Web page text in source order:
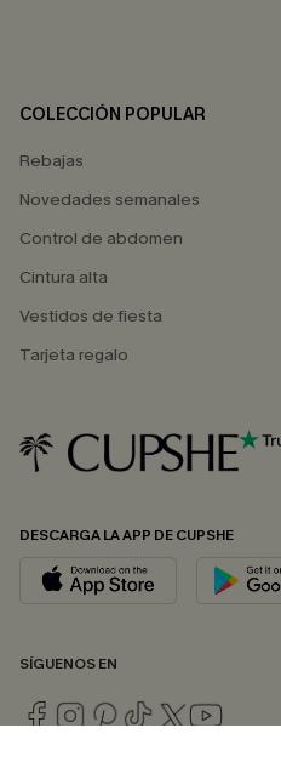
COLECCIÓN POPULAR
Rebajas
Novedades semanales
Control de abdomen
Cintura alta
Vestidos de fiesta
Tarjeta regalo
DESCARGA LA APP DE CUPSHE
SÍGUENOS EN